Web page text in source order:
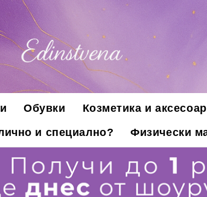
Обувки
Козметика и
и специално? Физически